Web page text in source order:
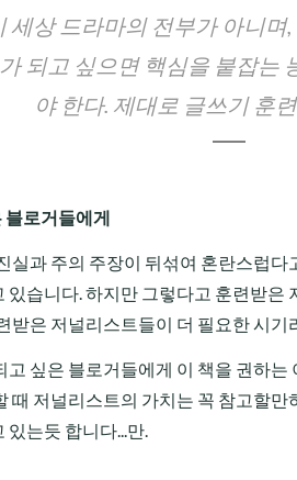
세상 드라마의 전부가 아니
되고 싶으면 핵심을 붙잡는
야 한다. 제대로 글쓰기 훈
블로거들에게
실과 주의 주장이 뒤섞여 혼란스럽
있습니다. 하지만 그렇다고 훈련받
받은 저널리스트들이 더 필요한 시기
고 싶은 블로거들에게 이 책을 권하
때 저널리스트의 가치는 꼭 참고할
있는듯 합니다...만.